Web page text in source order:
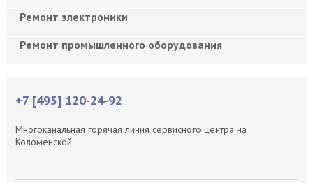
Ремонт электроники
Ремонт промышленного оборудования
+7 [495] 120-24-92
Многоканальная горячая линия сервисного центра на
Коломенской